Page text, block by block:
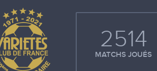
2514
MATCHS JOUÉS